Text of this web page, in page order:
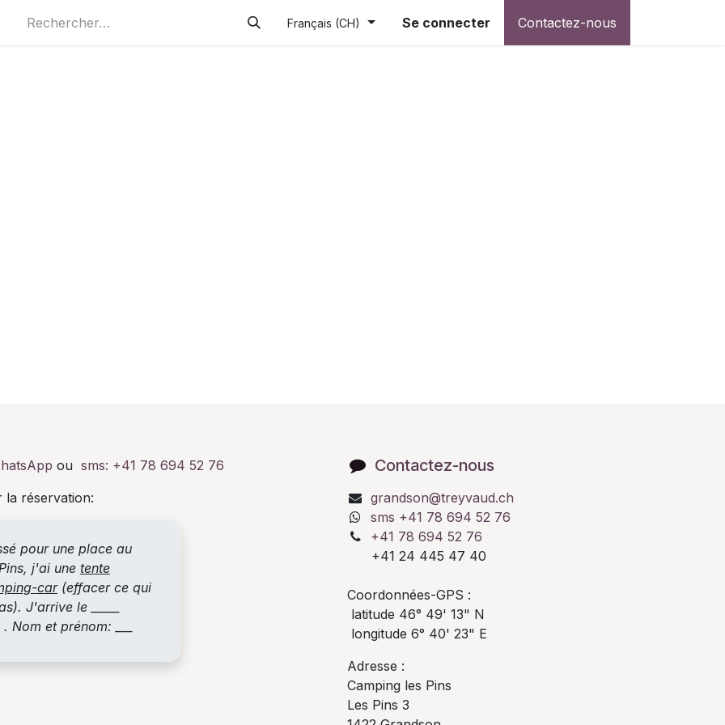
Français (CH) Se connecter Contactez-nous
ou sms: +41 78 694 52 76
la réservation:
pour une place au
j'ai une tente
car(effacer ce qui
J'arrive le _____
. Nom et prénom: ___
Contactez-nous
grandson@treyvaud.ch
sms +41 78 694 52 76
+41 78 694 52 76
+41 24 445 47 40
Coordonnées-GPS :
latitude 46° 49' 13" N
longitude 6° 40' 23" E
Adresse :
Camping les Pins
Les Pins 3